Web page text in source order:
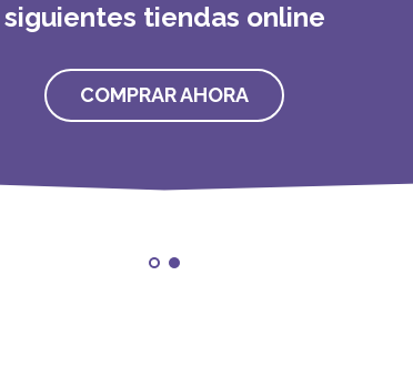
siguientes tiendas online
COMPRAR AHORA